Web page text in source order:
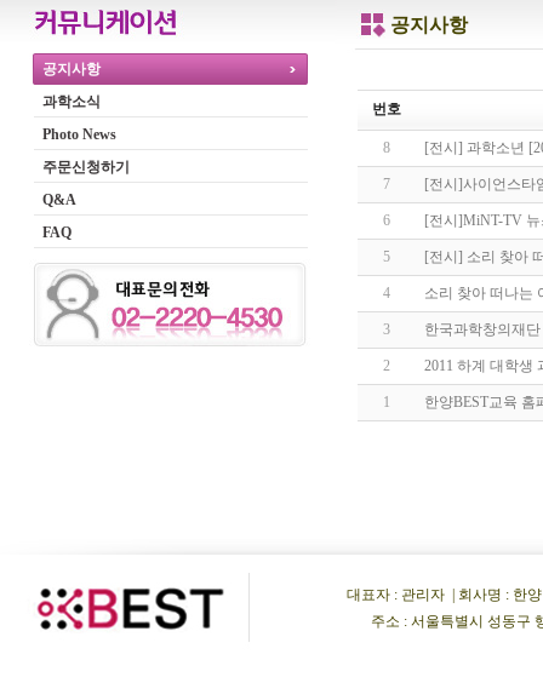
공지사항
과학소식
Photo News
주문신청하기
Q&A
FAQ
공지사항
번호
8 [전시] 과학소년
7 [전시]사이언스타
6 [전시]MiNT-TV
5 [전시] 소리 찾아
4 소리 찾아 떠나는
3 한국과학창의재
2 2011 하계 대학생
1 한양BEST교육
대표자 : 관리자 | 회사명 : 한양
주소 : 서울특별시 성동구